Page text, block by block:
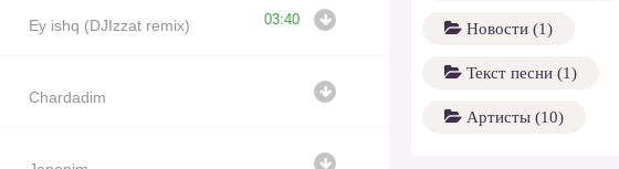
Ey ishq (DJIzzat remix) 03:40
Chardadim
Новости (1)
Текст песни (1)
Артисты (10)